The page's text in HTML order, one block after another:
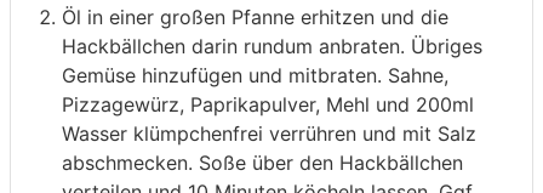
Öl in einer großen Pfanne erhitzen und die
Hackbällchen darin rundum anbraten. Übriges
Gemüse hinzufügen und mitbraten. Sahne,
Pizzagewürz, Paprikapulver, Mehl und 200ml
Wasser klümpchenfrei verrühren und mit Salz
abschmecken. Soße über den Hackbällchen